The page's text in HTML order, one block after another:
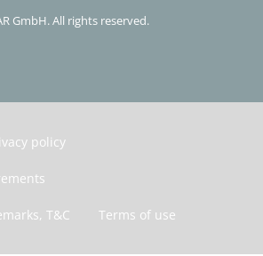
GmbH. All rights reserved.
policy
T&C Terms of use